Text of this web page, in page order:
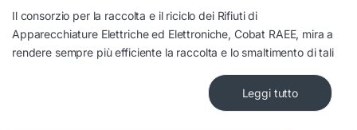
Il consorzio per la raccolta e il riciclo dei Rifiuti di
Apparecchiature Elettriche ed Elettroniche, Cobat RAEE, mira a
rendere sempre più efficiente la raccolta e lo smaltimento di tali
Leggi tutto